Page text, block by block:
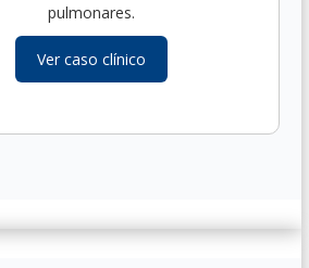
pulmonares.
Ver caso clínico